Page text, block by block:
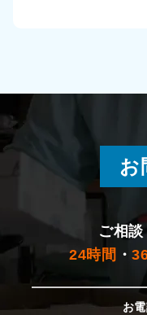
お
ご相談
24時間 ・
お